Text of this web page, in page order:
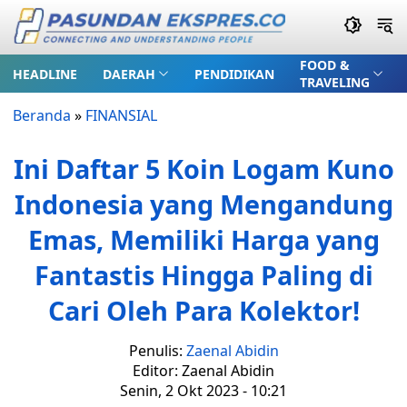
HEADLINE DAERAH PENDIDIKAN
FOOD &
TRAVELING
Beranda » FINANSIAL
Ini Daftar 5 Koin Logam Kuno
Indonesia yang Mengandung
Emas, Memiliki Harga yang
Fantastis Hingga Paling di
Cari Oleh Para Kolektor!
Penulis: Zaenal Abidin
Editor: Zaenal Abidin
Senin, 2 Okt 2023 - 10:21